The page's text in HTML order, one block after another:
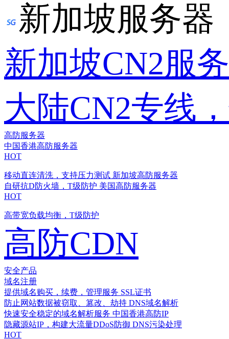
新加坡服务器
新加坡CN2服
大陆CN2专线
高防服务器
中国香港高防服务器
HOT
移动直连清洗，支持压力测试 新加坡高防服务器
自研抗D防火墙，T级防护 美国高防服务器
HOT
高带宽负载均衡，T级防护
高防CDN
安全产品
域名注册
提供域名购买，续费，管理服务 SSL证书
防止网站数据被窃取、篡改、劫持 DNS域名解析
快速安全稳定的域名解析服务 中国香港高防IP
隐藏源站IP，构建大流量DDoS防御 DNS污染处理
HOT